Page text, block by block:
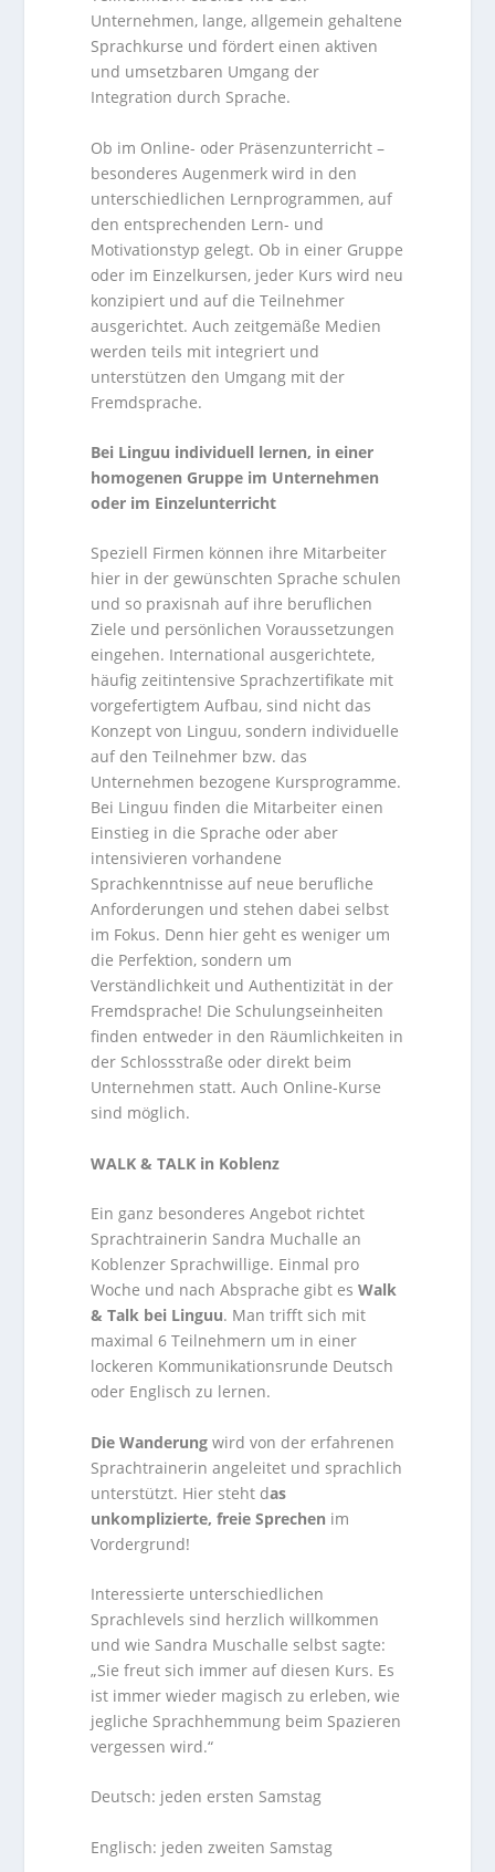
Unternehmen, lange, allgemein gehaltene
Sprachkurse und fördert einen aktiven
und umsetzbaren Umgang der
Integration durch Sprache.
Ob im Online- oder Präsenzunterricht –
besonderes Augenmerk wird in den
unterschiedlichen Lernprogrammen, auf
den entsprechenden Lern- und
Motivationstyp gelegt. Ob in einer Gruppe
oder im Einzelkursen, jeder Kurs wird neu
konzipiert und auf die Teilnehmer
ausgerichtet. Auch zeitgemäße Medien
werden teils mit integriert und
unterstützen den Umgang mit der
Fremdsprache.
Bei Linguu individuell lernen, in einer
homogenen Gruppe im Unternehmen
oder im Einzelunterricht
Speziell Firmen können ihre Mitarbeiter
hier in der gewünschten Sprache schulen
und so praxisnah auf ihre beruflichen
Ziele und persönlichen Voraussetzungen
eingehen. International ausgerichtete,
häufig zeitintensive Sprachzertifikate mit
vorgefertigtem Aufbau, sind nicht das
Konzept von Linguu, sondern individuelle
auf den Teilnehmer bzw. das
Unternehmen bezogene Kursprogramme.
Bei Linguu finden die Mitarbeiter einen
Einstieg in die Sprache oder aber
intensivieren vorhandene
Sprachkenntnisse auf neue berufliche
Anforderungen und stehen dabei selbst
im Fokus. Denn hier geht es weniger um
die Perfektion, sondern um
Verständlichkeit und Authentizität in der
Fremdsprache! Die Schulungseinheiten
finden entweder in den Räumlichkeiten in
der Schlossstraße oder direkt beim
Unternehmen statt. Auch Online-Kurse
sind möglich.
WALK & TALK in Koblenz
Ein ganz besonderes Angebot richtet
Sprachtrainerin Sandra Muchalle an
Koblenzer Sprachwillige. Einmal pro
Woche und nach Absprache gibt esWalk
& Talk bei Linguu. Man trifft sich mit
maximal 6 Teilnehmern um in einer
lockeren Kommunikationsrunde Deutsch
oder Englisch zu lernen.
Die Wanderung wird von der erfahrenen
Sprachtrainerin angeleitet und sprachlich
unterstützt. Hier steht das
unkomplizierte, freie Sprechen im
Vordergrund!
Interessierte unterschiedlichen
Sprachlevels sind herzlich willkommen
und wie Sandra Muschalle selbst sagte:
„Sie freut sich immer auf diesen Kurs. Es
ist immer wieder magisch zu erleben, wie
jegliche Sprachhemmung beim Spazieren
vergessen wird.“
Deutsch: jeden ersten Samstag
Englisch: jeden zweiten Samstag